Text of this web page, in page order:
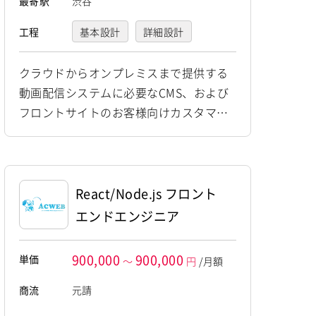
工程 基本設計 詳細設計
テスト 運用・保守
クラウドからオンプレミスまで提供する
動画配信システムに必要なCMS、および
フロントサイトのお客様向けカスタマイ
ズ開発作業を担当していただきます。新
員募集です。 〈具体的な業務〉 ・HTM
L/CSS/JavaScript/Node.js/Reactによ
る、フロントサイドのSPA/SSR WEBサイ
ト開発 ・詳細設計 / 製造 / 単体テスト
（プロジェクト...
React/Node.js フロント
エンドエンジニア
単価 900,000 ～ 900,000 円 /月額
商流 元請